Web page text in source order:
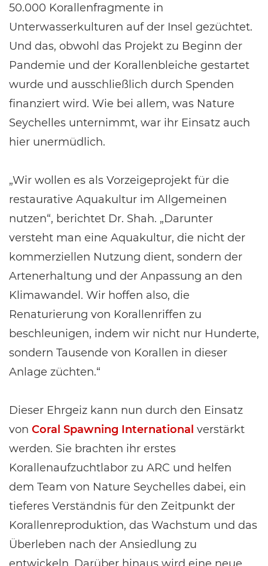
50.000 Korallenfragmente in
Unterwasserkulturen auf der Insel gezüchtet.
Und das, obwohl das Projekt zu Beginn der
Pandemie und der Korallenbleiche gestartet
wurde und ausschließlich durch Spenden
finanziert wird. Wie bei allem, was Nature
Seychelles unternimmt, war ihr Einsatz auch
hier unermüdlich.
„Wir wollen es als Vorzeigeprojekt für die
restaurative Aquakultur im Allgemeinen
nutzen“, berichtet Dr. Shah. „Darunter
versteht man eine Aquakultur, die nicht der
kommerziellen Nutzung dient, sondern der
Artenerhaltung und der Anpassung an den
Klimawandel. Wir hoffen also, die
Renaturierung von Korallenriffen zu
beschleunigen, indem wir nicht nur Hunderte,
sondern Tausende von Korallen in dieser
Anlage züchten.“
Dieser Ehrgeiz kann nun durch den Einsatz
von Coral Spawning International verstärkt
werden. Sie brachten ihr erstes
Korallenaufzuchtlabor zu ARC und helfen
dem Team von Nature Seychelles dabei, ein
tieferes Verständnis für den Zeitpunkt der
Korallenreproduktion, das Wachstum und das
Überleben nach der Ansiedlung zu